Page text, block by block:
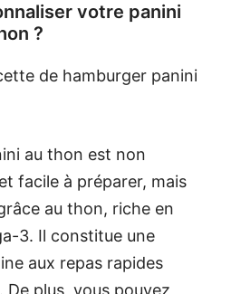
votre panini
?
de hamburger panini
au thon est non
facile à préparer, mais
au thon, riche en
3. Il constitue une
aux repas rapides